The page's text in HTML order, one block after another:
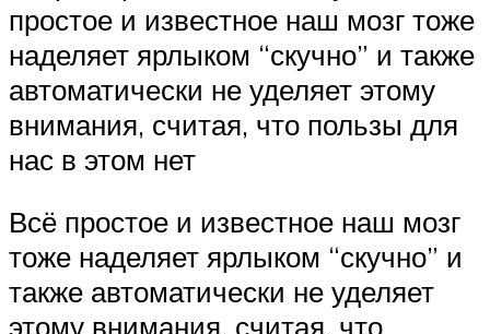
простое и известное наш мозг тоже
наделяет ярлыком “скучно” и также
автоматически не уделяет этому
внимания, считая, что пользы для
нас в этом нет
Всё простое и известное наш мозг
тоже наделяет ярлыком “скучно” и
также автоматически не уделяет
этому внимания, считая, что